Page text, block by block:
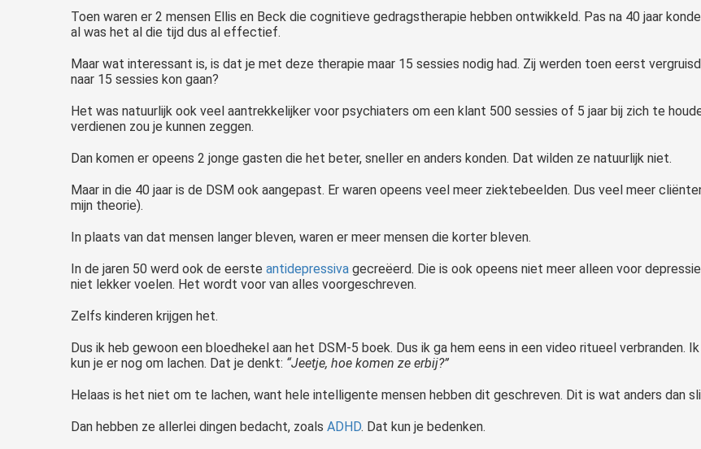
Toen waren er 2 mensen Ellis en Beck die cognitieve gedragstherapie hebben ontwikkeld. Pas na 40 jaar
al was het al die tijd dus al effectief.
Maar wat interessant is, is dat je met deze therapie maar 15 sessies nodig had. Zij werden toen eerst
naar 15 sessies kon gaan?
Het was natuurlijk ook veel aantrekkelijker voor psychiaters om een klant 500 sessies of 5 jaar bij zich te
verdienen zou je kunnen zeggen.
Dan komen er opeens 2 jonge gasten die het beter, sneller en anders konden. Dat wilden ze natuurlijk niet.
Maar in die 40 jaar is de DSM ook aangepast. Er waren opeens veel meer ziektebeelden. Dus veel meer
mijn theorie).
In plaats van dat mensen langer bleven, waren er meer mensen die korter bleven.
In de jaren 50 werd ook de eerste antidepressiva gecreëerd. Die is ook opeens niet meer alleen voor
niet lekker voelen. Het wordt voor van alles voorgeschreven.
Zelfs kinderen krijgen het.
Dus ik heb gewoon een bloedhekel aan het DSM-5 boek. Dus ik ga hem eens in een video ritueel verbranden.
kun je er nog om lachen. Dat je denkt: “Jeetje, hoe komen ze erbij?”
Helaas is het niet om te lachen, want hele intelligente mensen hebben dit geschreven. Dit is wat anders dan
Dan hebben ze allerlei dingen bedacht, zoals ADHD. Dat kun je bedenken.